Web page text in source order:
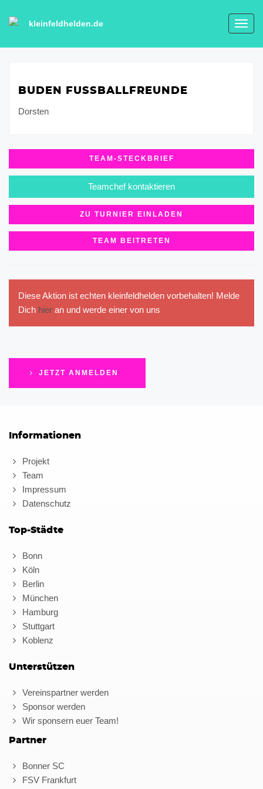
kleinfeldhelden.de
BUDEN FUSSBALLFREUNDE
Dorsten
TEAM-STECKBRIEF
Teamchef kontaktieren
ZU TURNIER EINLADEN
TEAM BEITRETEN
Diese Aktion ist echten kleinfeldhelden vorbehalten! Melde
Dich hier an und werde einer von uns
JETZT ANMELDEN
Informationen
Projekt
Team
Impressum
Datenschutz
Top-Städte
Bonn
Köln
Berlin
München
Hamburg
Stuttgart
Koblenz
Unterstützen
Vereinspartner werden
Sponsor werden
Wir sponsern euer Team!
Partner
Bonner SC
FSV Frankfurt